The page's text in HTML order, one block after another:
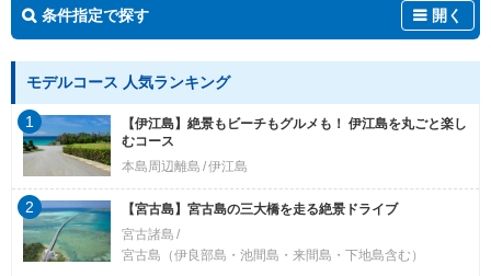
条件指定で探す 開く
モデルコース 人気ランキング
【伊江島】絶景もビーチもグルメも！ 伊江島を丸ごと楽し
むコース
本島周辺離島 伊江島
1
【宮古島】宮古島の三大橋を走る絶景ドライブ
宮古諸島
宮古島（伊良部島・池間島・来間島・下地島含む）
2